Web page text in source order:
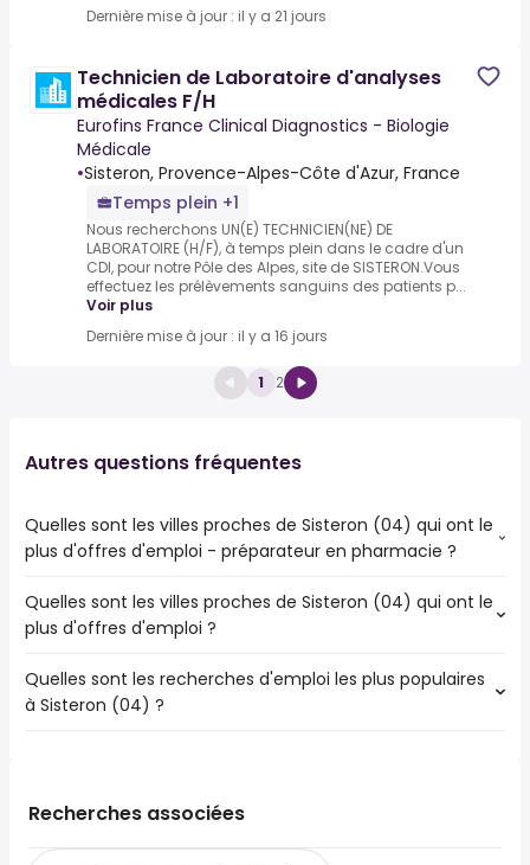
Dernière mise à jour : il y a 21 jours
Technicien de Laboratoire d'analyses
médicales F/H
Eurofins France Clinical Diagnostics - Biologie
Médicale
•Sisteron, Provence-Alpes-Côte d'Azur, France
Temps plein +1
Nous recherchons UN(E) TECHNICIEN(NE) DE
LABORATOIRE (H/F), à temps plein dans le cadre d'un
CDI, pour notre Pôle des Alpes, site de SISTERON.Vous
effectuez les prélèvements sanguins des patients p...
Voir plus
Dernière mise à jour : il y a 16 jours
1 2
Autres questions fréquentes
Quelles sont les villes proches de Sisteron (04) qui ont le
plus d'offres d'emploi - préparateur en pharmacie ?
Les villes proches de Sisteron (04) qui ont le plus d'offres
d'emploi - préparateur en pharmacie sont :
Forcalquier
Quelles sont les villes proches de Sisteron (04) qui ont le
plus d'offres d'emploi ?
Les 10 villes proches de Sisteron (04) qui ont le plus
d'offres d'emploi sont :
Quelles sont les recherches d'emploi les plus populaires
à Sisteron (04) ?
auxiliaire de puériculture
Recherches associées